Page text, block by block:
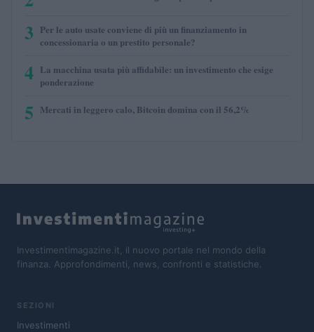
3 Per le auto usate conviene di più un finanziamento in
concessionaria o un prestito personale?
4 La macchina usata più affidabile: un investimento che esige
ponderazione
5 Mercati in leggero calo, Bitcoin domina con il 56,2%
Investimentimagazine.it, il nuovo portale nel mondo della
finanza. Approfondimenti, news, confronti e statistiche.
SEZIONI
Investimenti